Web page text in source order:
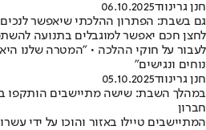
חנן גרינווד06.10.2025
גם בשבת: הפתרון ההלכתי שיאפשר
לחצן חכם יאפשר למוגבלים בתנועה
לעבור על חוקי ההלכה • "המטרה שלנו
נוחים ונגישים"
חנן גרינווד05.10.2025
במהלך השבת: שישה מתיישבים הותקפו
חברון
המתיישבים טיילו באזור והוכו על ידי